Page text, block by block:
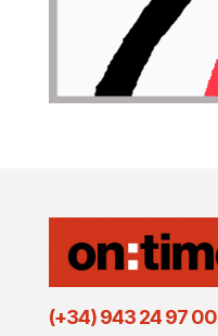
(+34) 943 24 97 00